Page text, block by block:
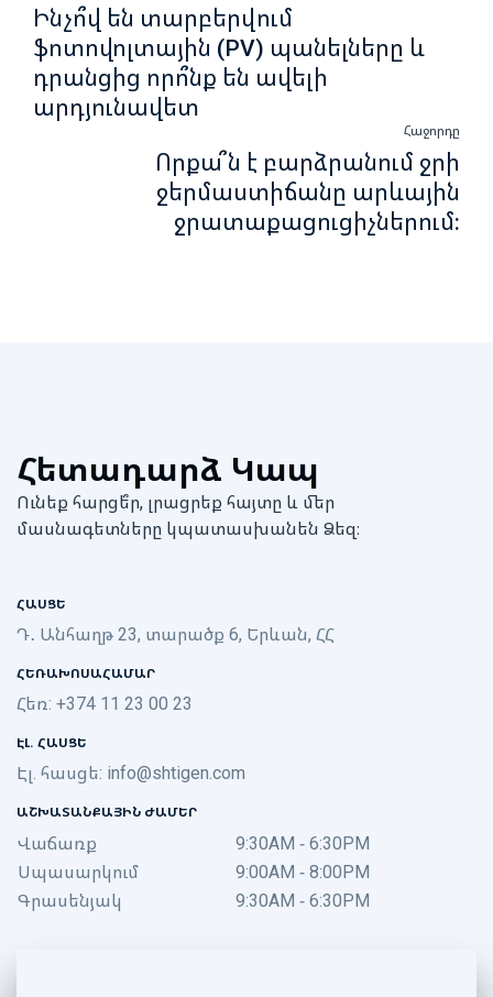
Ինչո՞վ են տարբերվում
ֆոտովոլտային (PV) պանելները և
դրանցից որո՞նք են ավելի
արդյունավետ
Հաջորդը
Որքա՞ն է բարձրանում ջրի
ջերմաստիճանը արևային
ջրատաքացուցիչներում:
Հետադարձ Կապ
Ունեք հարցե՞ր, լրացրեք հայտը և մեր
մասնագետները կպատասխանեն Ձեզ։
ՀԱՍՑԵ
Դ․ Անհաղթ 23, տարածք 6, Երևան, ՀՀ
ՀԵՌԱԽՈՍԱՀԱՄԱՐ
Հեռ: +374 11 23 00 23
ԷԼ. ՀԱՍՑԵ
Էլ. հասցե: info@shtigen.com
ԱՇԽԱՏԱՆՔԱՅԻՆ ԺԱՄԵՐ
Վաճառք
9:30AM - 6:30PM
Սպասարկում
9:00AM - 8:00PM
Գրասենյակ
9:30AM - 6:30PM